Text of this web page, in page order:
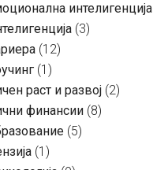
интелигенција
(3)
(12)
(1)
раст и развој (2)
финансии (8)
(5)
(1)